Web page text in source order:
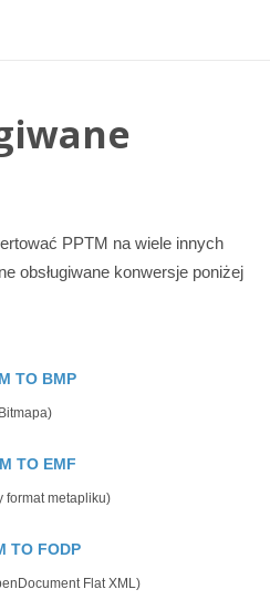
PPTM na wiele innych
obsługiwane konwersje poniżej
TO BMP
TO EMF
format metapliku)
TO FODP
Flat XML)